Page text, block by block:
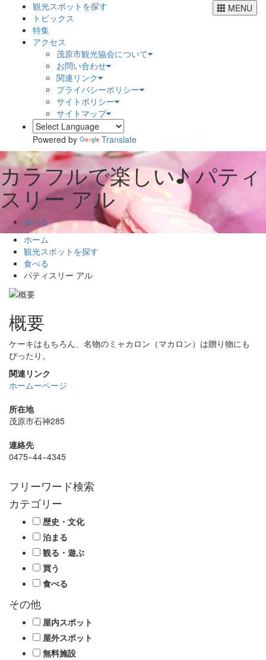
MENU
観光スポットを探す
トピックス
特集
アクセス
茂原市観光協会について
お問い合わせ
関連リンク
プライバシーポリシー
サイトポリシー
サイトマップ
Powered by Translate
カラフルで楽しい♪パティ
スリー アル
食べる
ホーム
観光スポットを探す
食べる
パティスリー アル
概要
ケーキはもちろん、名物のミャカロン（マカロン）は贈り物にも
ぴったり。
関連リンク
ホームーページ
所在地
茂原市石神285
連絡先
0475−44−4345
フリーワード検索
カテゴリー
歴史・文化
泊まる
観る・遊ぶ
買う
食べる
その他
屋内スポット
屋外スポット
無料施設